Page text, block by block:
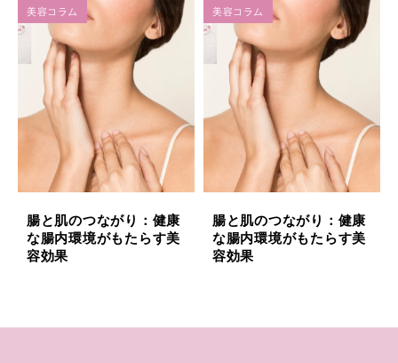
美容コラム
腸と肌のつながり：健康
な腸内環境がもたらす美
容効果
美容コラム
腸と肌のつながり：健康
な腸内環境がもたらす美
容効果